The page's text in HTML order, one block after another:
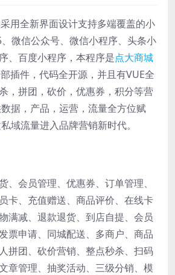
用全新界面设计支持多端覆盖的小
微信公众号、微信小程序、头条小
、百度小程序，本程序是点大商城
插件，代码全开源，并且有VUE全
，拼团，砍价，优惠券，积分等营
据，产品，运营，流量全方位赋
域流量进入品牌营销新时代。
、会员管理、优惠券、订单管理、
卡、充值赠送、商品评价、在线卡
满减、退款退货、到店自提、会员
票申请、同城配送、多商户、商品
拼团、砍价营销、整点秒杀、扫码
章管理、抽奖活动、三级分销、模